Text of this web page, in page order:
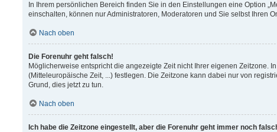
In Ihrem persönlichen Bereich finden Sie in den Einstellungen eine Option
einschalten, können nur Administratoren, Moderatoren und Sie selbst Ihren
Nach oben
Die Forenuhr geht falsch!
Möglicherweise entspricht die angezeigte Zeit nicht Ihrer eigenen Zeitzone.
(Mitteleuropäische Zeit, ...) festlegen. Die Zeitzone kann dabei nur von
Grund, dies jetzt zu tun.
Nach oben
Ich habe die Zeitzone eingestellt, aber die Forenuhr geht immer noch